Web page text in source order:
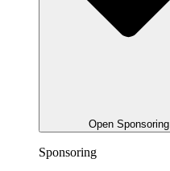
Open Sponsoring
Sponsoring